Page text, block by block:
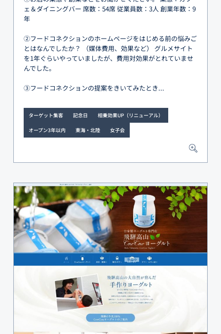
ェ＆ダイニングバー 席数：54席 従業員数：3人 創業年数：9
年
②フードコネクションのホームページをはじめる前の悩みご
とはなんでしたか？ （媒体費用、効果など） グルメサイト
を1年ぐらいやっていましたが、費用対効果がとれていませ
んでした。
③フードコネクションの提案をきいてみたとき...
ターゲット集客 記念日
相乗効果UP（リニューアル）
オープン3年以内
東海・北陸 女子会